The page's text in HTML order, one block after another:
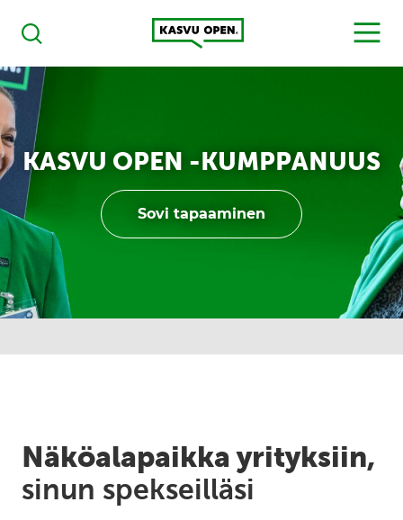
Haku
Kasvu Open
MENU
KASVU OPEN -KUMPPANUUS
Sovi tapaaminen
Näköalapaikka yrityksiin,
sinun spekseilläsi